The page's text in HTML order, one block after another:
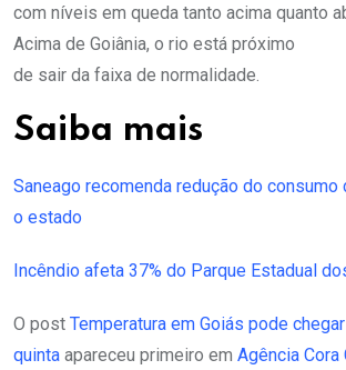
com níveis em queda tanto acima quanto
Acima de Goiânia, o rio está próximo
de sair da faixa de normalidade.
Saiba mais
Saneago recomenda redução do consumo
o estado
Incêndio afeta 37% do Parque Estadual
O post Temperatura em Goiás pode
quinta apareceu primeiro em Agência Cora